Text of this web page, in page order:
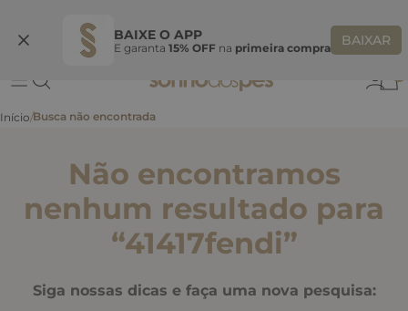
BAIXE O APP
E garanta 15% OFF na primeira compra BAIXAR
BEMVINDASONHO
Não encontramos
nenhum resultado para
“41417fendi”
Siga nossas dicas e faça uma nova pesquisa: